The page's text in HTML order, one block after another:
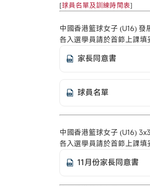
[球員名單及訓練時間表]
中國香港籃球女子 (U16) 發
各入選學員請於首節上課填
家長同意書
球員名單
中國香港籃球女子 (U16) 3x3
各入選學員請於首節上課填
11月份家長同意書